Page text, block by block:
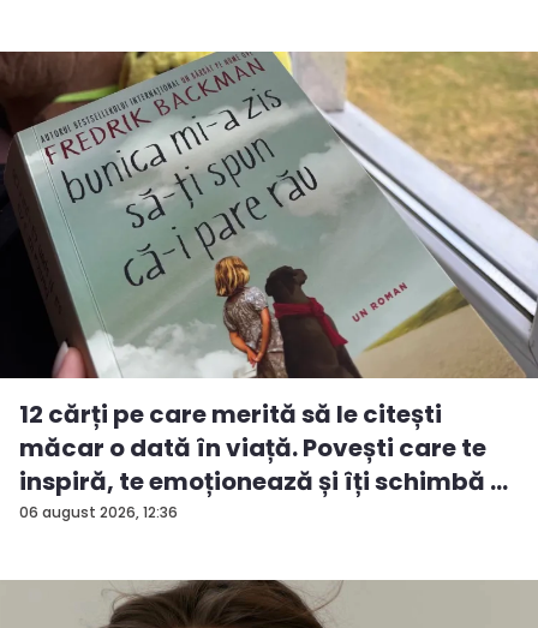
06 august 2026, 12:36
12 cărți pe care merită să le citești
măcar o dată în viață. Povești care te
inspiră, te emoționează și îți schimbă ...